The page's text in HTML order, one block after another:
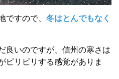
ですので、 冬はとんでもなく
良いのですが、信州の寒さは
ピリピリする感覚がありま